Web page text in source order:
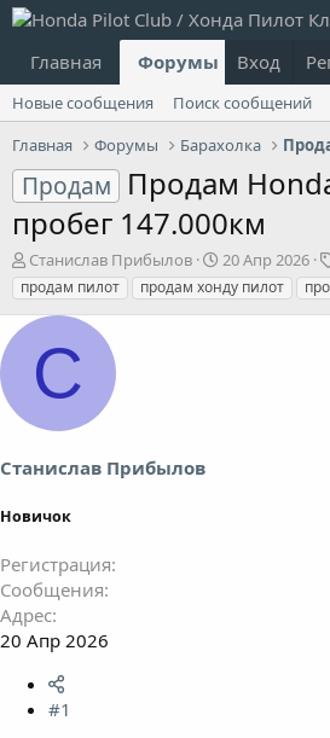
Главная Форумы Что
Вход
Новые сообщения
Поиск сообщений
Главная
Форумы Барахолка
Продам Продам
пробег 147.000км
А
в
т
о
ы
Станислав Прибылов
Д
а
т
20 Апр 2026
продам пилот
продам хонду пилот
С
Станислав Прибылов
Новичок
Регистрация
Сообщения
Адрес
20 Апр 2026
#1